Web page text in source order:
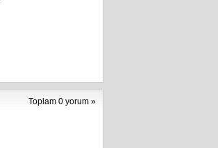
Toplam 0 yorum »